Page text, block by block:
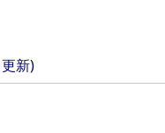
新)